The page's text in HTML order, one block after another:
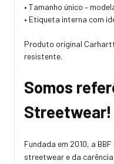
• Tamanho único –
• Etiqueta interna com
Produto original
resistente.
Somos
Streetwear!
Fundada em 2010, a
streetwear e da